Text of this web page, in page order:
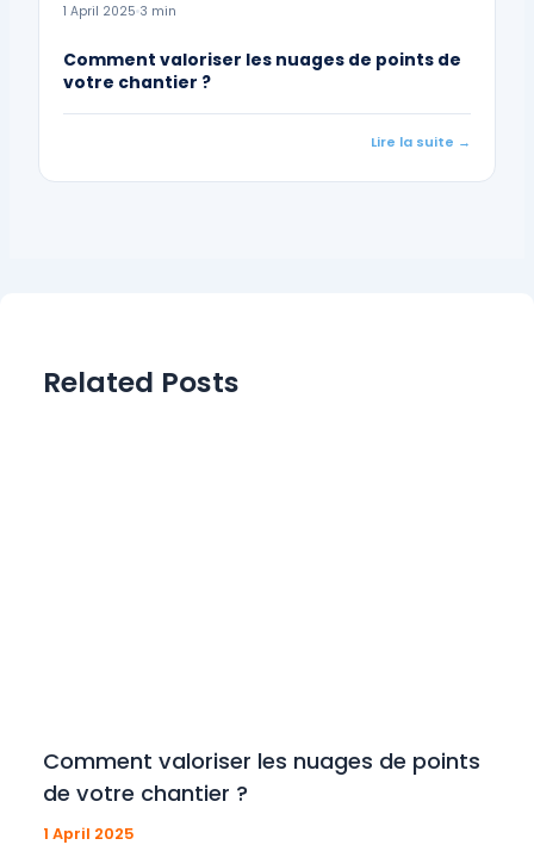
1 April 2025 3 min
Comment valoriser les nuages de points de
votre chantier ?
Lire la suite →
Related Posts
Comment valoriser les nuages de points
de votre chantier ?
1 April 2025